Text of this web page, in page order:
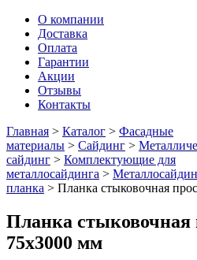
О компании
Доставка
Оплата
Гарантии
Акции
Отзывы
Контакты
Главная > Каталог > Фасадные
материалы > Сайдинг >
сайдинг > Комплектующие для
металлосайдинга >
планка > Планка стыковочная
Планка стыковочная
75х3000 мм